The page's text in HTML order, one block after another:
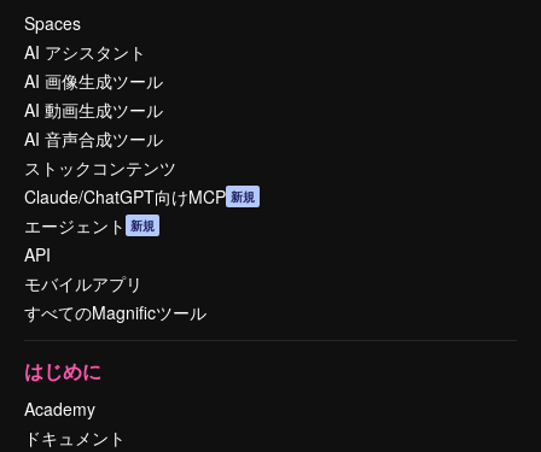
Spaces
AI アシスタント
AI 画像生成ツール
AI 動画生成ツール
AI 音声合成ツール
ストックコンテンツ
Claude/ChatGPT向けMCP 新規
エージェント 新規
API
モバイルアプリ
すべてのMagnificツール
はじめに
Academy
ドキュメント